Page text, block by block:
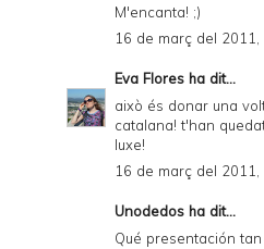
M'encanta! ;)
16 de març del 2011,
Eva Flores ha dit...
això és donar una
catalana! t'han
luxe!
16 de març del
Unodedos ha dit...
Qué presentación